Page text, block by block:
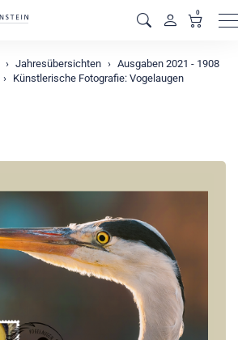
0
Jahresübersichten
Ausgaben 2021 - 1908
Künstlerische Fotografie: Vogelaugen